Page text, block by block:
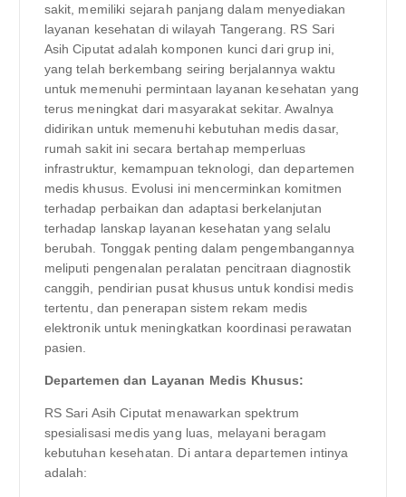
sakit, memiliki sejarah panjang dalam menyediakan
layanan kesehatan di wilayah Tangerang. RS Sari
Asih Ciputat adalah komponen kunci dari grup ini,
yang telah berkembang seiring berjalannya waktu
untuk memenuhi permintaan layanan kesehatan yang
terus meningkat dari masyarakat sekitar. Awalnya
didirikan untuk memenuhi kebutuhan medis dasar,
rumah sakit ini secara bertahap memperluas
infrastruktur, kemampuan teknologi, dan departemen
medis khusus. Evolusi ini mencerminkan komitmen
terhadap perbaikan dan adaptasi berkelanjutan
terhadap lanskap layanan kesehatan yang selalu
berubah. Tonggak penting dalam pengembangannya
meliputi pengenalan peralatan pencitraan diagnostik
canggih, pendirian pusat khusus untuk kondisi medis
tertentu, dan penerapan sistem rekam medis
elektronik untuk meningkatkan koordinasi perawatan
pasien.
Departemen dan Layanan Medis Khusus:
RS Sari Asih Ciputat menawarkan spektrum
spesialisasi medis yang luas, melayani beragam
kebutuhan kesehatan. Di antara departemen intinya
adalah: